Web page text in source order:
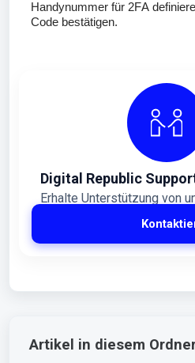
Handynummer für 2FA
Code bestätigen.
Digital Republic
Erhalte Unterstützung von
Artikel in diesem